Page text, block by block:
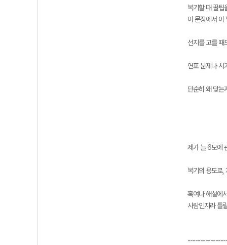
복기할 때 꿀팁
이 문장에서 이
선지를 고를 때
연표 문제나 시
단순히 왜 맞는
제가 늘 6모에
복기의 용도로,
혹여나 해설에
사람인지라 틀